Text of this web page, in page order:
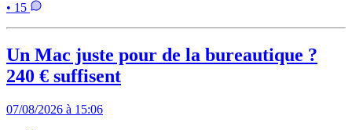
• 15
Un Mac juste pour de la bureautique ?
240 € suffisent
07/08/2026 à 15:06